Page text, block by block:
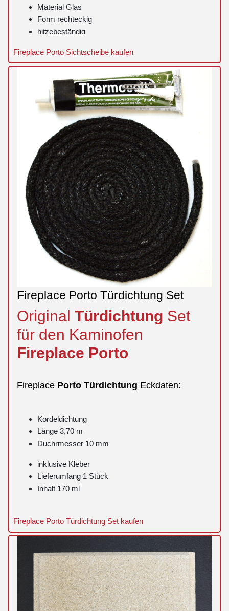
Material Glas
Form rechteckig
hitzebeständig
Fireplace Porto Sichtscheibe kaufen
Fireplace Porto Türdichtung Set
Original Türdichtung Set
für den Kaminofen
Fireplace Porto
Fireplace Porto Türdichtung Eckdaten:
Kordeldichtung
Länge 3,70 m
Duchrmesser 10 mm
inklusive Kleber
Lieferumfang 1 Stück
Inhalt 170 ml
Fireplace Porto Türdichtung Set kaufen